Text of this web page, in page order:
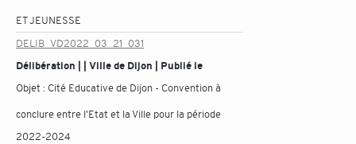
ET JEUNESSE
DELIB_VD2022_03_21_031
Délibération | | Ville de Dijon | Publié le
Objet : Cité Educative de Dijon - Convention à
conclure entre l'Etat et la Ville pour la période
2022-2024